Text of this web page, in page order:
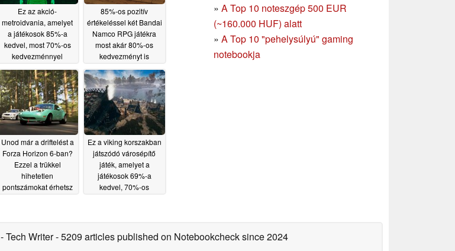
» A Top 10 noteszgép 500 EUR
(~160.000 HUF) alatt
» A Top 10 "pehelysúlyú" gaming
notebookja
Ez az akció-
metroidvania, amelyet
a játékosok 85%-a
kedvel, most 70%-os
kedvezménnyel
06/18/2026
85%-os pozitív
értékeléssel két Bandai
Namco RPG játékra
most akár 80%-os
kedvezményt is
így az áruk minden
idők legalacsonyabb
szintjére süllyedt
06/17/2026
Unod már a driftelést a
Forza Horizon 6-ban?
Ezzel a trükkel
hihetetlen
pontszámokat érhetsz
Ez a viking korszakban
játszódó városépítő
játék, amelyet a
játékosok 69%-a
kedvel, 70%-os
- Tech Writer- 5209 articles published on Notebookchecksince 2024